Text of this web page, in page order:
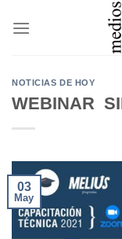
NOTICIAS DE HOY
WEBINAR
03
May